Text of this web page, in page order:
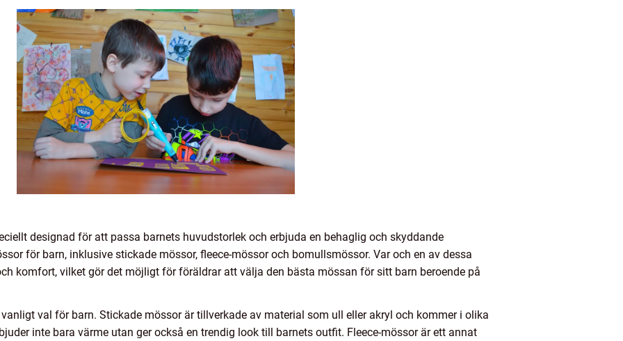
designad för att passa barnets huvudstorlek och erbjuda en behaglig och skyddande
för barn, inklusive stickade mössor, fleece-mössor och bomullsmössor. Var och en av dessa
komfort, vilket gör det möjligt för föräldrar att välja den bästa mössan för sitt barn beroende på
val för barn. Stickade mössor är tillverkade av material som ull eller akryl och kommer i olika
inte bara värme utan ger också en trendig look till barnets outfit. Fleece-mössor är ett annat